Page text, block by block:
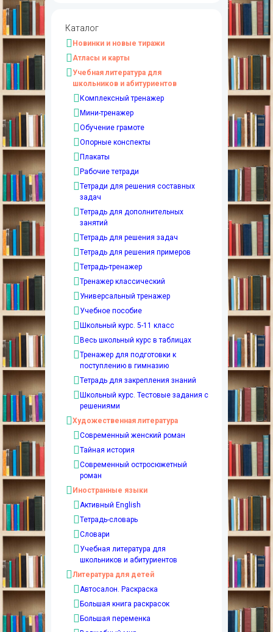
Каталог
Новинки и новые тиражи
Атласы и карты
Учебная литература для
школьников и абитуриентов
Комплексный тренажер
Мини-тренажер
Обучение грамоте
Опорные конспекты
Плакаты
Рабочие тетради
Тетради для решения составных
задач
Тетрадь для дополнительных
занятий
Тетрадь для решения задач
Тетрадь для решения примеров
Тетрадь-тренажер
Тренажер классический
Универсальный тренажер
Учебное пособие
Школьный курс. 5-11 класс
Весь школьный курс в таблицах
Тренажер для подготовки к
поступлению в гимназию
Тетрадь для закрепления знаний
Школьный курс. Тестовые задания с
решениями
Художественная литература
Современный женский роман
Тайная история
Современный остросюжетный
роман
Иностранные языки
Активный English
Тетрадь-словарь
Словари
Учебная литература для
школьников и абитуриентов
Литература для детей
Автосалон. Раскраска
Большая книга раскрасок
Большая переменка